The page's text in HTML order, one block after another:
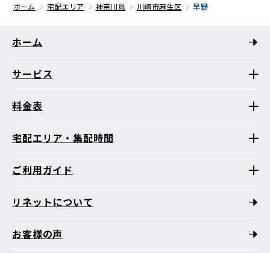
ホーム 宅配エリア 神奈川県 川崎市麻生区 早野
ホーム
サービス
料金表
宅配エリア・集配時間
ご利用ガイド
リネットについて
お客様の声